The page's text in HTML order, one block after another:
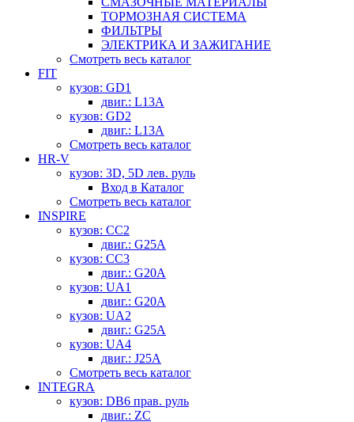
ТОРМОЗНАЯ СИСТЕМА
ФИЛЬТРЫ
ЭЛЕКТРИКА И ЗАЖИГАНИЕ
Смотреть весь каталог
FIT
кузов: GD1
двиг.: L13A
кузов: GD2
двиг.: L13A
Смотреть весь каталог
HR-V
кузов: 3D, 5D лев. руль
Вход в Каталог
Смотреть весь каталог
INSPIRE
кузов: CC2
двиг.: G25A
кузов: CC3
двиг.: G20A
кузов: UA1
двиг.: G20A
кузов: UA2
двиг.: G25A
кузов: UA4
двиг.: J25A
Смотреть весь каталог
INTEGRA
кузов: DB6 прав. руль
двиг.: ZC